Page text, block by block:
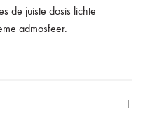
de juiste dosis lichte
admosfeer.